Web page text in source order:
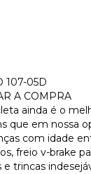
107-05D
A COMPRA
ainda é o
que em nossa
com idade
freio v-brake
trincas